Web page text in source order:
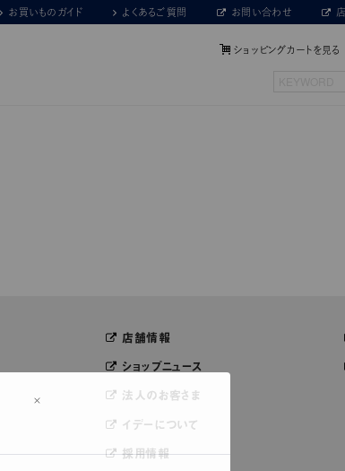
お買いものガイド よくあるご質問 お問い合わせ
ショッピングカートを見る
店舗情報
ショップニュース
法人のお客さま
イデーについて
採用情報